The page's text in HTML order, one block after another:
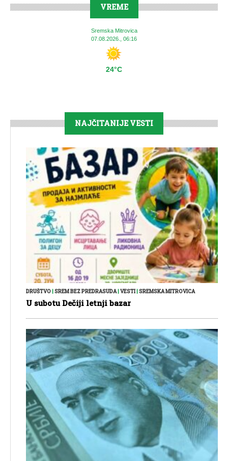
VREME
Sremska Mitrovica
07.08.2026., 06:16
24°C
NAJČITANIJE VESTI
DRUŠTVO|SREM BEZ PREDRASUDA|VESTI|SREMSKA MITROVICA
U subotu Dečiji letnji bazar